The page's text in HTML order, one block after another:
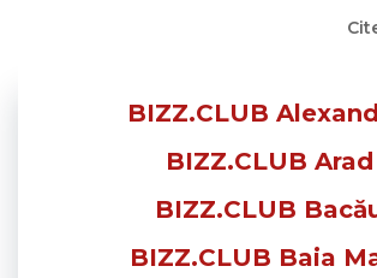
BIZZ.CLUB
BIZZ.CLUB Arad
BIZZ.CLUB
BIZZ.CLUB Baia